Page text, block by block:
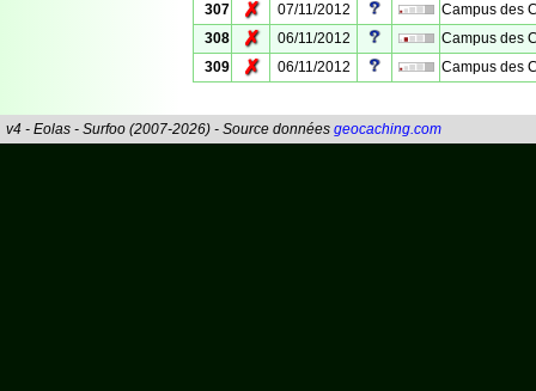
307
✗ 07/11/2012
Campus des
308
✗ 06/11/2012
Campus des
309
✗ 06/11/2012 Campus des
v4 - Eolas - Surfoo (2007-2026) - Source données geocaching.com